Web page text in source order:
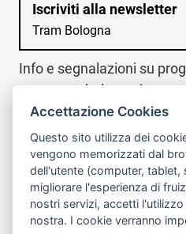
Iscriviti alla newsletter
Tram Bologna
Info e segnalazioni su
www.trambologna.it
trova infopoint sulla
Trova l'infopoint
più vicino
telefona
Chiama il
center
Contatto cantiere per
o nelle ore notturne:366
Accettazione Cookies
Questo sito utilizza dei
vengono memorizzati dal
dell'utente (computer, tablet,
migliorare l'esperienza di
nostri servizi, accetti
nostra. I cookie verranno